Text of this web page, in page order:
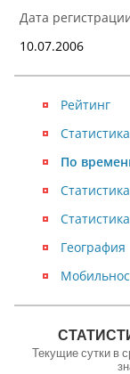
Дата
10.07.2006
Рейтинг
География
По
Текущие сутки в